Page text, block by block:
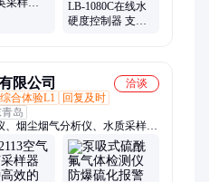
LB-1080C在线水
硬度控制器 支持
限公司
洽谈
综合体验L1
回复及时
岛
、烟尘烟气分析仪、水质采样
收检测仪、内窥镜、色谱仪、
分析、甲醛检测仪、激光甲烷
荧光检测仪、TOC总有机碳